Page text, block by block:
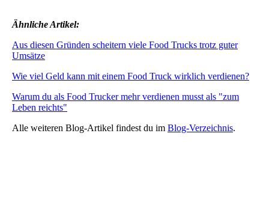
Ähnliche Artikel:
Aus diesen Gründen scheitern viele Food Trucks trotz guter
Umsätze
Wie viel Geld kann mit einem Food Truck wirklich verdienen?
Warum du als Food Trucker mehr verdienen musst als "zum
Leben reichts"
Alle weiteren Blog-Artikel findest du im Blog-Verzeichnis.